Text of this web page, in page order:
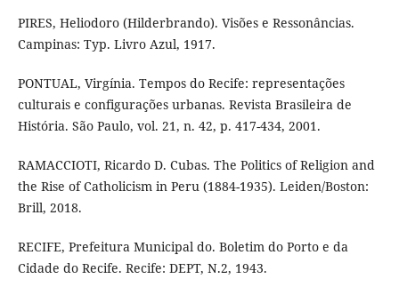
PIRES, Heliodoro (Hilderbrando). Visões e Ressonâncias.
Campinas: Typ. Livro Azul, 1917.
PONTUAL, Virgínia. Tempos do Recife: representações
culturais e configurações urbanas. Revista Brasileira de
História. São Paulo, vol. 21, n. 42, p. 417-434, 2001.
RAMACCIOTI, Ricardo D. Cubas. The Politics of Religion and
the Rise of Catholicism in Peru (1884-1935). Leiden/Boston:
Brill, 2018.
RECIFE, Prefeitura Municipal do. Boletim do Porto e da
Cidade do Recife. Recife: DEPT, N.2, 1943.